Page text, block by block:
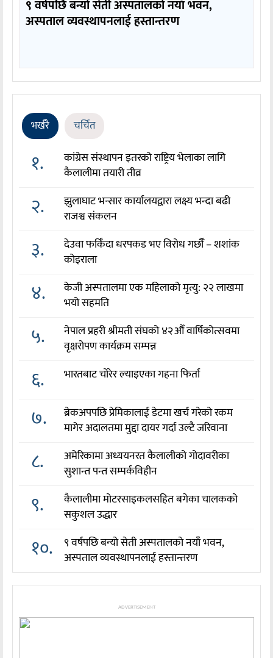
९ वर्षपछि बन्यो सेती अस्पतालको नयाँ भवन,
अस्पताल व्यवस्थापनलाई हस्तान्तरण
भर्खरै चर्चित
१.
कांग्रेस संस्थापन इतरको राष्ट्रिय भेलाका लागि
कैलालीमा तयारी तीव्र
२.
झुलाघाट भन्सार कार्यालयद्वारा लक्ष्य भन्दा बढी
राजश्व संकलन
३.
देउवा फर्किँदा धरपकड भए विरोध गर्छौँं – शशांक
कोइराला
४.
केजी अस्पतालमा एक महिलाको मृत्यु: २२ लाखमा
भयो सहमति
५.
नेपाल प्रहरी श्रीमती संघको ४२औँ वार्षिकोत्सवमा
वृक्षरोपण कार्यक्रम सम्पन्न
६. भारतबाट चोरेर ल्याइएका गहना फिर्ता
७.
ब्रेकअपपछि प्रेमिकालाई डेटमा खर्च गरेको रकम
मागेर अदालतमा मुद्दा दायर गर्दा उल्टै जरिवाना
८.
अमेरिकामा अध्ययनरत कैलालीको गोदावरीका
सुशान्त पन्त सम्पर्कविहीन
९.
कैलालीमा मोटरसाइकलसहित बगेका चालकको
सकुशल उद्धार
१०.
९ वर्षपछि बन्यो सेती अस्पतालको नयाँ भवन,
अस्पताल व्यवस्थापनलाई हस्तान्तरण
ADVERTISEMENT